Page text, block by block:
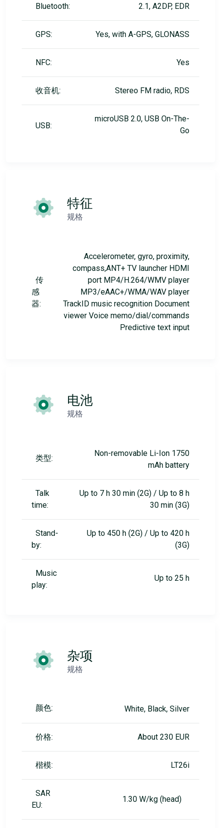
Bluetooth: 2.1, A2DP, EDR
GPS: Yes, with A-GPS, GLONASS
NFC: Yes
收音机: Stereo FM radio, RDS
USB:
microUSB 2.0, USB On-The-
Go
特征
规格
传
感
器:
Accelerometer, gyro, proximity,
compass,ANT+ TV launcher HDMI
port MP4/H.264/WMV player
MP3/eAAC+/WMA/WAV player
TrackID music recognition Document
viewer Voice memo/dial/commands
Predictive text input
电池
规格
类型:
Non-removable Li-Ion 1750
mAh battery
Talk
time:
Up to 7 h 30 min (2G) / Up to 8 h
30 min (3G)
Stand-
by:
Up to 450 h (2G) / Up to 420 h
(3G)
Music
play:
Up to 25 h
杂项
规格
颜色: White, Black, Silver
价格: About 230 EUR
楷模: LT26i
SAR
EU:
1.30 W/kg (head)